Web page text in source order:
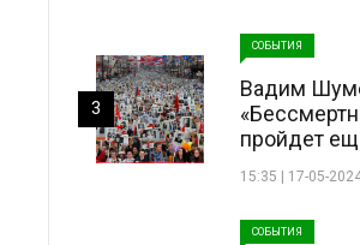
СОБЫТИЯ
Вадим
пройдет
15:35 | 17-05-
3
СОБЫТИЯ